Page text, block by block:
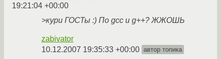
19:21:04 +00:00
>кури ГОСТы :) По gcc и g++? ЖЖОШЬ
zabivator
10.12.2007 19:35:33 +00:00 автор топика